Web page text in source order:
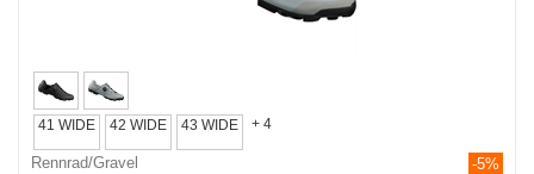
41 WIDE 42 WIDE 43 WIDE + 4
Rennrad/Gravel -5%